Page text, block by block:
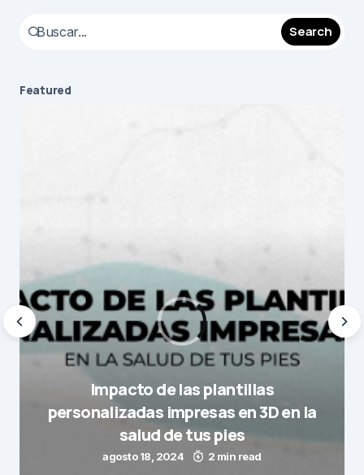
Search
Featured
Impacto de las plantillas
personalizadas impresas en 3D en la
salud de tus pies
agosto 18, 2024 2 min read